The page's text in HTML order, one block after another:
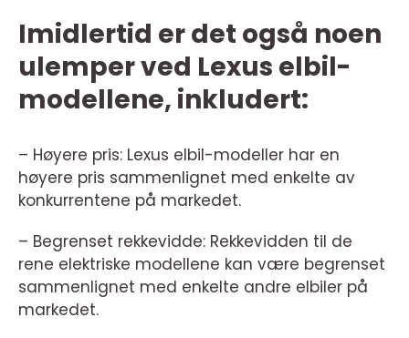
Imidlertid er det også noen
ulemper ved Lexus elbil-
modellene, inkludert:
– Høyere pris: Lexus elbil-modeller har en
høyere pris sammenlignet med enkelte av
konkurrentene på markedet.
– Begrenset rekkevidde: Rekkevidden til de
rene elektriske modellene kan være begrenset
sammenlignet med enkelte andre elbiler på
markedet.